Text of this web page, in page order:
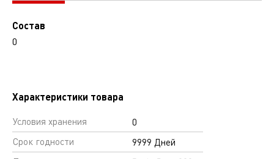
Состав
0
Характеристики товара
Условия хранения
0
Срок годности
9999 Дней